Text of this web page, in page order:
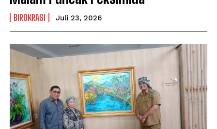
BIROKRASI Juli 23, 2026